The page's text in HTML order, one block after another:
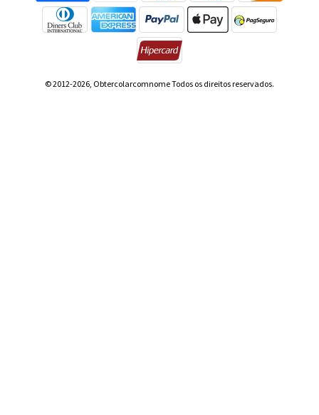
© 2012-2026, Obtercolarcomnome Todos os direitos reservados.